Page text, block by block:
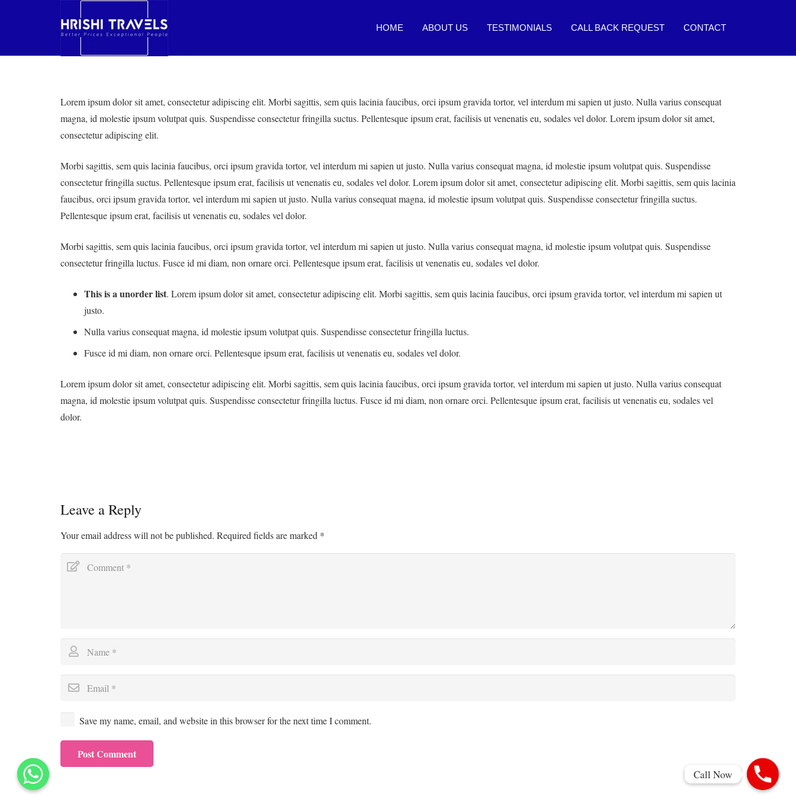
HOME ABOUT US TESTIMONIALS CALL BACK REQUEST CONTACT
Lorem ipsum dolor sit amet, consectetur adipiscing elit. Morbi sagittis, sem quis lacinia faucibus, orci ipsum gravida tortor, vel interdum mi sapien ut justo. Nulla varius consequat
magna, id molestie ipsum volutpat quis. Suspendisse consectetur fringilla suctus. Pellentesque ipsum erat, facilisis ut venenatis eu, sodales vel dolor. Lorem ipsum dolor sit amet,
consectetur adipiscing elit.
Morbi sagittis, sem quis lacinia faucibus, orci ipsum gravida tortor, vel interdum mi sapien ut justo. Nulla varius consequat magna, id molestie ipsum volutpat quis. Suspendisse
consectetur fringilla suctus. Pellentesque ipsum erat, facilisis ut venenatis eu, sodales vel dolor. Lorem ipsum dolor sit amet, consectetur adipiscing elit. Morbi sagittis, sem quis lacinia
faucibus, orci ipsum gravida tortor, vel interdum mi sapien ut justo. Nulla varius consequat magna, id molestie ipsum volutpat quis. Suspendisse consectetur fringilla suctus.
Pellentesque ipsum erat, facilisis ut venenatis eu, sodales vel dolor.
Morbi sagittis, sem quis lacinia faucibus, orci ipsum gravida tortor, vel interdum mi sapien ut justo. Nulla varius consequat magna, id molestie ipsum volutpat quis. Suspendisse
consectetur fringilla luctus. Fusce id mi diam, non ornare orci. Pellentesque ipsum erat, facilisis ut venenatis eu, sodales vel dolor.
This is a unorder list. Lorem ipsum dolor sit amet, consectetur adipiscing elit. Morbi sagittis, sem quis lacinia faucibus, orci ipsum gravida tortor, vel interdum mi sapien ut
justo.
Nulla varius consequat magna, id molestie ipsum volutpat quis. Suspendisse consectetur fringilla luctus.
Fusce id mi diam, non ornare orci. Pellentesque ipsum erat, facilisis ut venenatis eu, sodales vel dolor.
Lorem ipsum dolor sit amet, consectetur adipiscing elit. Morbi sagittis, sem quis lacinia faucibus, orci ipsum gravida tortor, vel interdum mi sapien ut justo. Nulla varius consequat
magna, id molestie ipsum volutpat quis. Suspendisse consectetur fringilla luctus. Fusce id mi diam, non ornare orci. Pellentesque ipsum erat, facilisis ut venenatis eu, sodales vel
dolor.
Leave a Reply
Your email address will not be published. Required fields are marked *
Save my name, email, and website in this browser for the next time I comment.
Post Comment
Call Now
Call Now